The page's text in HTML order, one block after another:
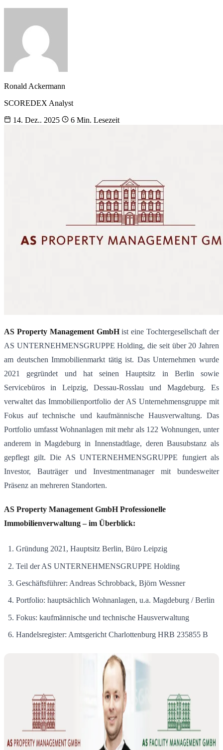
Ronald Ackermann
SCOREDEX Analyst
14. Dez.. 2025
6 Min. Lesezeit
AS Property Management GmbHist eine Tochtergesellschaft der
AS UNTERNEHMENSGRUPPE Holding, die seit über 20 Jahren
am deutschen Immobilienmarkt tätig ist. Das Unternehmen wurde
2021 gegründet und hat seinen Hauptsitz in Berlin sowie
Servicebüros in Leipzig, Dessau-Rosslau und Magdeburg. Es
verwaltet das Immobilienportfolio der AS Unternehmensgruppe mit
Fokus auf technische und kaufmännische Hausverwaltung. Das
Portfolio umfasst Wohnanlagen mit mehr als 122 Wohnungen, unter
anderem in Magdeburg in Innenstadtlage, deren Bausubstanz als
gepflegt gilt. Die AS UNTERNEHMENSGRUPPE fungiert als
Investor, Bauträger und Investmentmanager mit bundesweiter
Präsenz an mehreren Standorten.
AS Property Management GmbH Professionelle
Immobilienverwaltung – im Überblick:
Gründung 2021, Hauptsitz Berlin, Büro Leipzig
Teil der AS UNTERNEHMENSGRUPPE Holding
Geschäftsführer: Andreas Schrobback, Björn Wessner
Portfolio: hauptsächlich Wohnanlagen, u.a. Magdeburg / Berlin
Fokus: kaufmännische und technische Hausverwaltung
Handelsregister: Amtsgericht Charlottenburg HRB 235855 B